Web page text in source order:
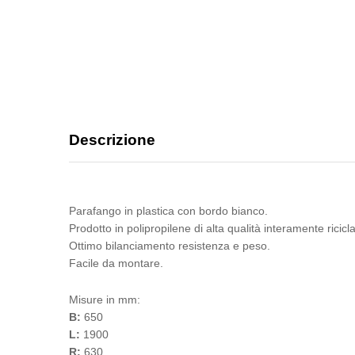
Descrizione
Parafango in plastica con bordo bianco.
Prodotto in polipropilene di alta qualità interamente
Ottimo bilanciamento resistenza e peso.
Facile da montare.
Misure in mm:
B: 650
L: 1900
R: 630